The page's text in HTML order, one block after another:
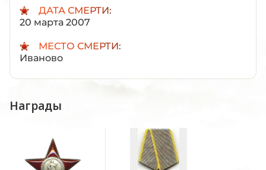
ДАТА СМЕРТИ:
20 марта 2007
МЕСТО СМЕРТИ:
Иваново
Награды